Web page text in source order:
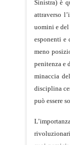
Sinistra) è
attraverso
uomini e
esponenti e
meno
penitenza e
minaccia
disciplina
può essere